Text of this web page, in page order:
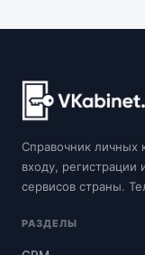
Справочник личных
входу, регистрации
сервисов страны.
РАЗДЕЛЫ